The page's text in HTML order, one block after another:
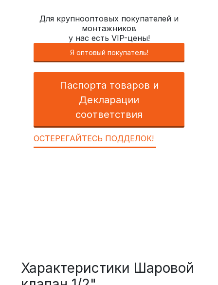
Для крупнооптовых покупателей и
монтажников
у нас есть VIP-цены!
Я оптовый покупатель!
Паспорта товаров и
Декларации
соответствия
ОСТЕРЕГАЙТЕСЬ ПОДДЕЛОК!
Характеристики Шаровой